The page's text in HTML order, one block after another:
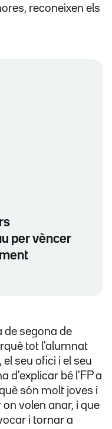
reconeixen els
per vèncer
de segona de
tot l'alumnat
, el seu ofici i el seu
d'explicar bé l'FP a
són molt joves i
volen anar, i que
i tornar a